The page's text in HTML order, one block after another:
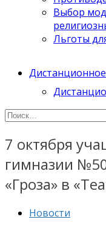
Выбор
Льготы
Найти:
7 октября
гимназии
«Гроза» в
Новости